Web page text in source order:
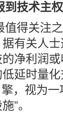
到技术主
值得关注
有关人
净利润
延时量
，视为
”。